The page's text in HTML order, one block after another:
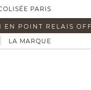
PARIS
EN POINT RELAIS
LA MARQUE